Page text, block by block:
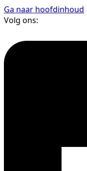
Ga naar hoofdinhoud
Volg ons: